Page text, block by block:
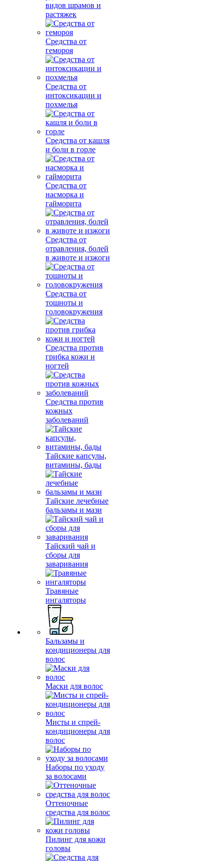
видов шрамов и
растяжек
Средства от
гемороя
Средства от
интоксикации и
похмелья
Средства от кашля
и боли в горле
Средства от
насморка и
гайморита
Средства от
отравления, болей
в животе и изжоги
Средства от
тошноты и
головокружения
Средства против
грибка кожи и
ногтей
Средства против
кожных
заболеваний
Тайские капсулы,
витамины, бады
Тайские лечебные
бальзамы и мази
Тайский чай и
сборы для
заваривания
Травяные
ингаляторы
Бальзамы и
кондиционеры для
волос
Маски для волос
Мисты и спрей-
кондиционеры для
волос
Наборы по уходу
за волосами
Оттеночные
средства для волос
Пилинг для кожи
головы